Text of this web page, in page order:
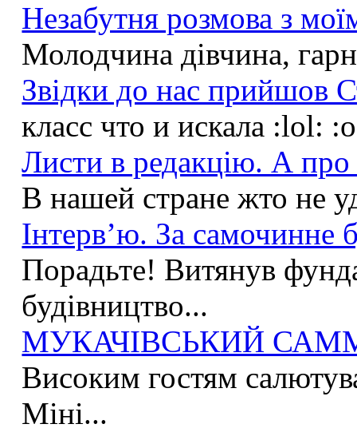
Незабутня розмова з
Молодчина дівчина,
Звідки до нас прийшов
класс что и искала :lol:
Листи в редакцію. А
В нашей стране жто не
Інтерв’ю. За самочинне
Порадьте! Витянув
будівництво...
МУКАЧІВСЬКИЙ
Високим гостям
Міні...